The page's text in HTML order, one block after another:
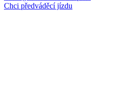
Chci předváděcí jízdu